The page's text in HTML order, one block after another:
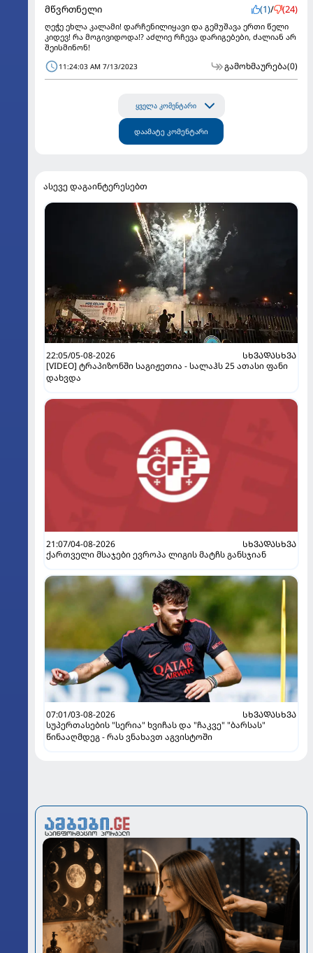
მწვრთნელი (1)/ (24)
ღეჭე ეხლა კალამი! დარჩენილიყავი და გემუშავა ერთი წელი
კიდევ! რა მოგივიდოდა!? აძლიე რჩევა დარიგებები, ძალიან არ
შეისმინონ!
11:24:03 AM 7/13/2023 გამოხმაურება(0)
ყველა კომენტარი
დაამატე კომენტარი
ასევე დაგაინტერესებთ
22:05/05-08-2026
ᲡᲮᲕᲐᲓᲐᲡᲮᲕᲐ
[VIDEO] ტრაპიზონში საგიჟეთია - სალაჰს 25 ათასი ფანი
დახვდა
21:07/04-08-2026
ᲡᲮᲕᲐᲓᲐᲡᲮᲕᲐ
ქართველი მსაჯები ევროპა ლიგის მატჩს განსჯიან
07:01/03-08-2026
ᲡᲮᲕᲐᲓᲐᲡᲮᲕᲐ
სუპერთასების "სერია" ხვიჩას და "ჩაკვე" "ბარსას"
წინააღმდეგ - რას ვნახავთ აგვისტოში